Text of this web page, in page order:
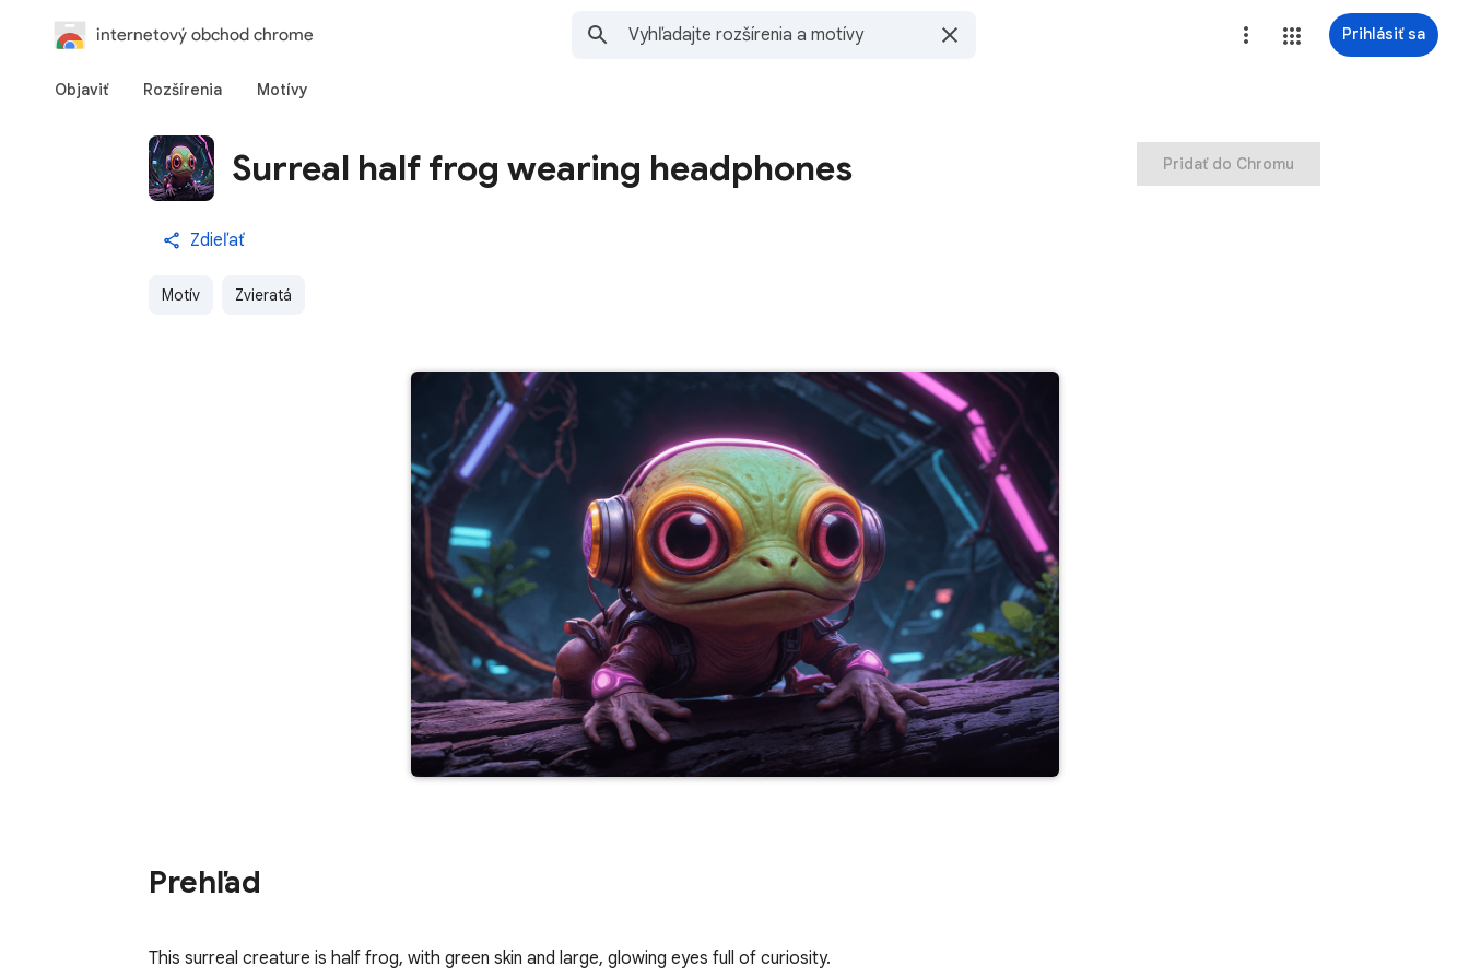
internetový obchod chrome Prihlásiť sa
Objaviť Rozšírenia Motívy
Surreal half frog wearing headphones
Zdieľať
Motív Zvieratá
Pridať do Chromu
Prehľad
This surreal creature is half frog, with green skin and large, glowing eyes full of curiosity.